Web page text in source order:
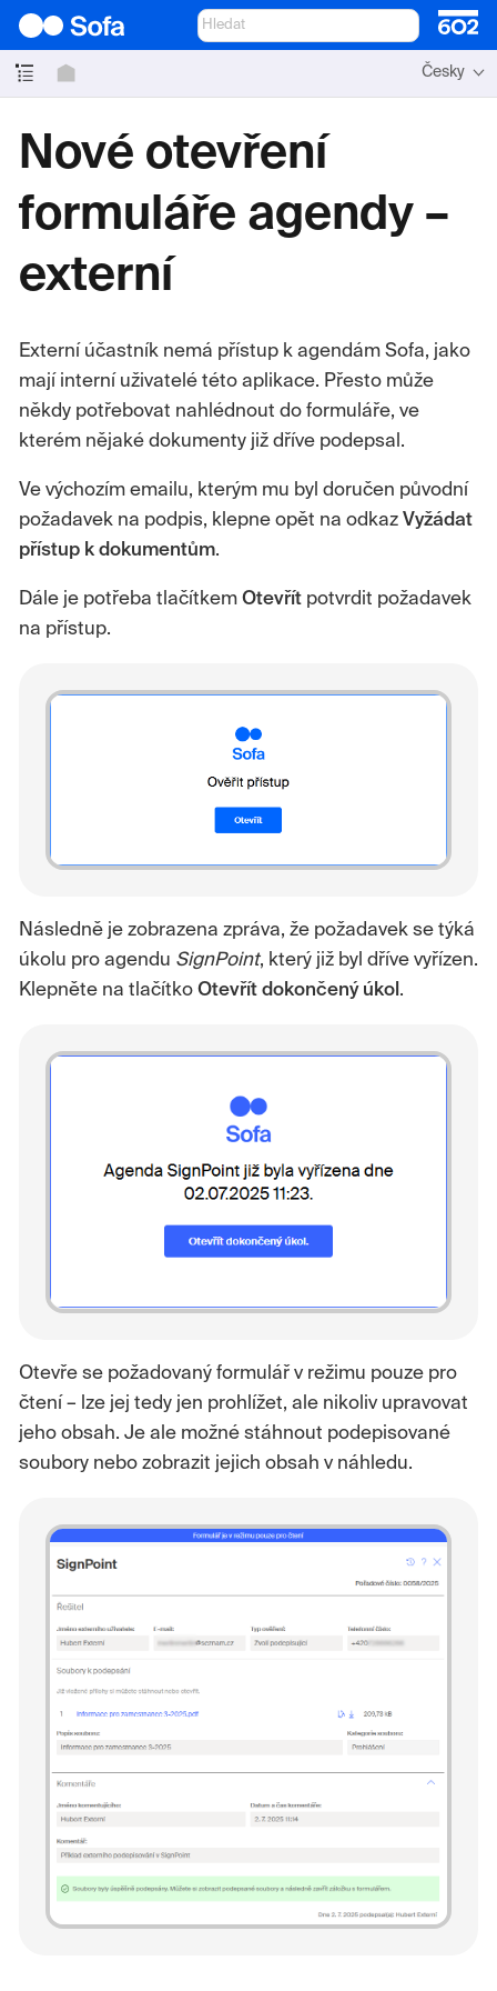
Česky
Nové otevření
formuláře agendy –
externí
Externí účastník nemá přístup k agendám Sofa, jako
mají interní uživatelé této aplikace. Přesto může
někdy potřebovat nahlédnout do formuláře, ve
kterém nějaké dokumenty již dříve podepsal.
Ve výchozím emailu, kterým mu byl doručen původní
požadavek na podpis, klepne opět na odkaz Vyžádat
přístup k dokumentům.
Dále je potřeba tlačítkem Otevřít potvrdit požadavek
na přístup.
Následně je zobrazena zpráva, že požadavek se týká
úkolu pro agendu SignPoint, který již byl dříve vyřízen.
Klepněte na tlačítko Otevřít dokončený úkol .
Otevře se požadovaný formulář v režimu pouze pro
čtení – lze jej tedy jen prohlížet, ale nikoliv upravovat
jeho obsah. Je ale možné stáhnout podepisované
soubory nebo zobrazit jejich obsah v náhledu.